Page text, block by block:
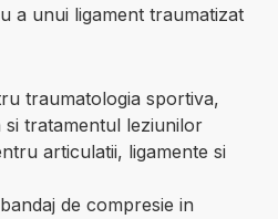
a unui ligament traumatizat
traumatologia sportiva,
tratamentul leziunilor
articulatii, ligamente si
de compresie in